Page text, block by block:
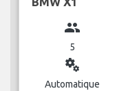
group
5
miscellaneous_services
Automatique